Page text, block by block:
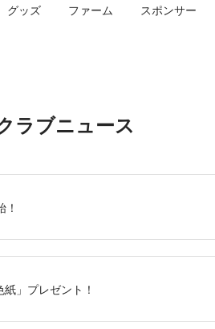
グッズ ファーム スポンサー
ラブニュース
」プレゼント！